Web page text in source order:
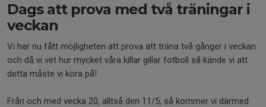
Dags att prova med två träningar i
veckan
Vi har nu fått möjligheten att prova att träna två gånger i veckan
och då vi vet hur mycket våra killar gillar fotboll så kände vi att
detta måste vi köra på!
Från och med vecka 20, alltså den 11/5, så kommer vi därmed